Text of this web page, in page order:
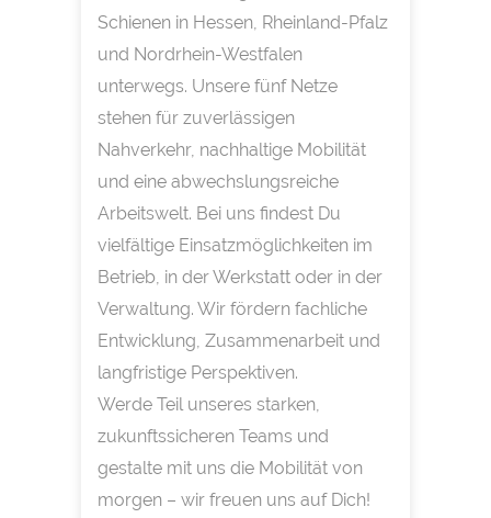
Schienen in Hessen, Rheinland-Pfalz
und Nordrhein-Westfalen
unterwegs. Unsere fünf Netze
stehen für zuverlässigen
Nahverkehr, nachhaltige Mobilität
und eine abwechslungsreiche
Arbeitswelt. Bei uns findest Du
vielfältige Einsatzmöglichkeiten im
Betrieb, in der Werkstatt oder in der
Verwaltung. Wir fördern fachliche
Entwicklung, Zusammenarbeit und
langfristige Perspektiven.
Werde Teil unseres starken,
zukunftssicheren Teams und
gestalte mit uns die Mobilität von
morgen – wir freuen uns auf Dich!